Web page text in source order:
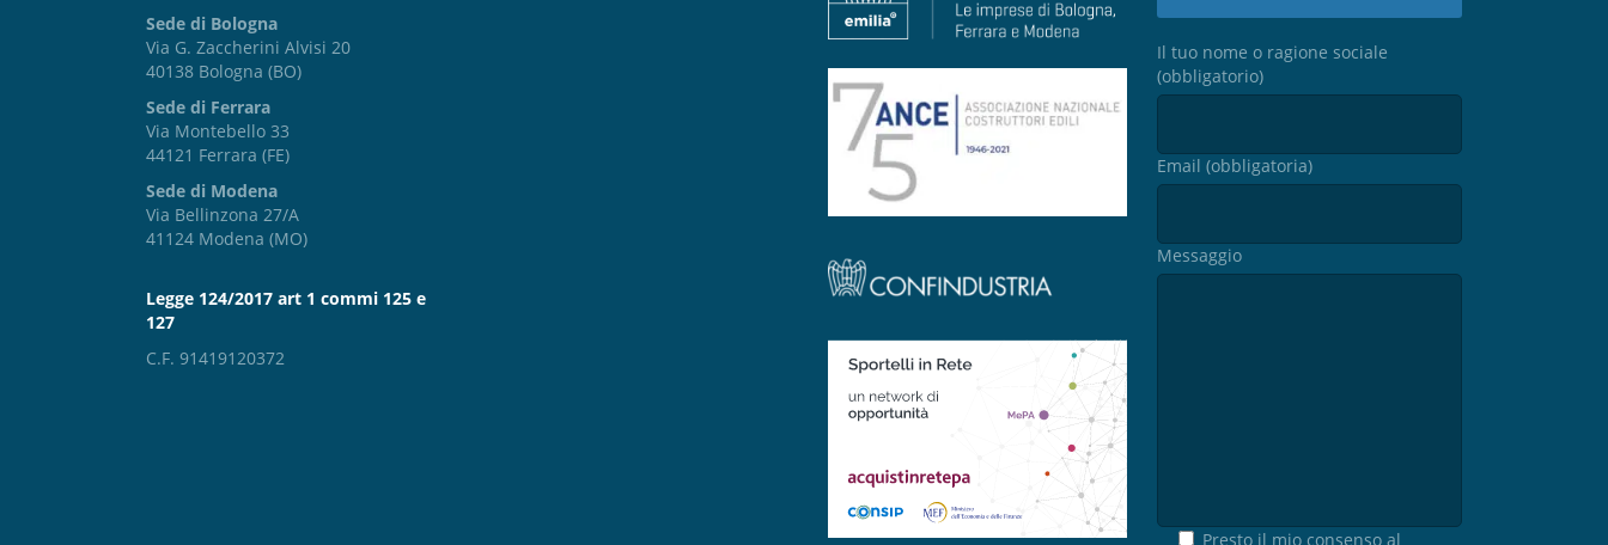
Sede di Bologna
Via G. Zaccherini Alvisi 20
40138 Bologna (BO)
Sede di Ferrara
Via Montebello 33
44121 Ferrara (FE)
Sede di Modena
Via Bellinzona 27/A
41124 Modena (MO)
Legge 124/2017 art 1 commi 125 e
127
C.F. 91419120372
Il tuo nome o ragione sociale
(obbligatorio)
Email (obbligatoria)
Messaggio
Presto il mio consenso al